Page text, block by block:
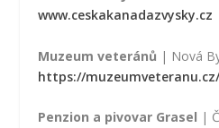
www.ceskakanadazvysky.cz
Muzeum veteránů | Nová
https://
Penzion a pivovar Grasel |